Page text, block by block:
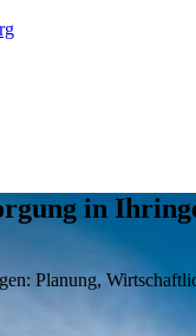
in
Planung,